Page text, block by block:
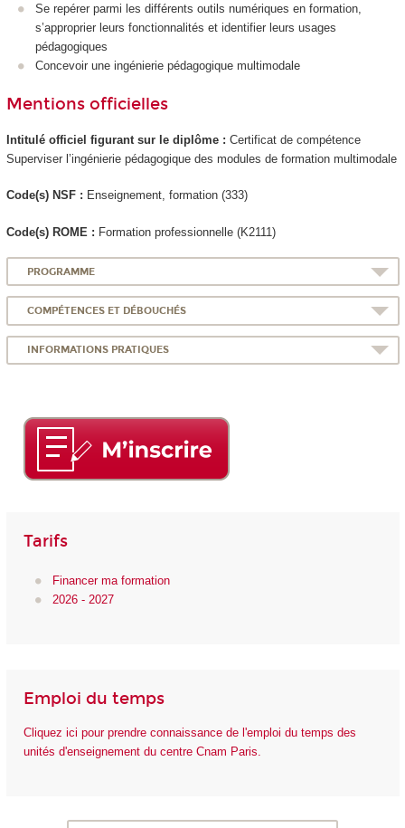
Se repérer parmi les différents outils numériques en formation,
s’approprier leurs fonctionnalités et identifier leurs usages
pédagogiques
Concevoir une ingénierie pédagogique multimodale
Mentions officielles
Intitulé officiel figurant sur le diplôme : Certificat de compétence
Superviser l’ingénierie pédagogique des modules de formation multimodale
Code(s) NSF : Enseignement, formation (333)
Code(s) ROME : Formation professionnelle (K2111)
PROGRAMME
COMPÉTENCES ET DÉBOUCHÉS
INFORMATIONS PRATIQUES
Tarifs
Financer ma formation
2026 - 2027
Emploi du temps
Cliquez ici pour prendre connaissance de l'emploi du temps des
unités d'enseignement du centre Cnam Paris.